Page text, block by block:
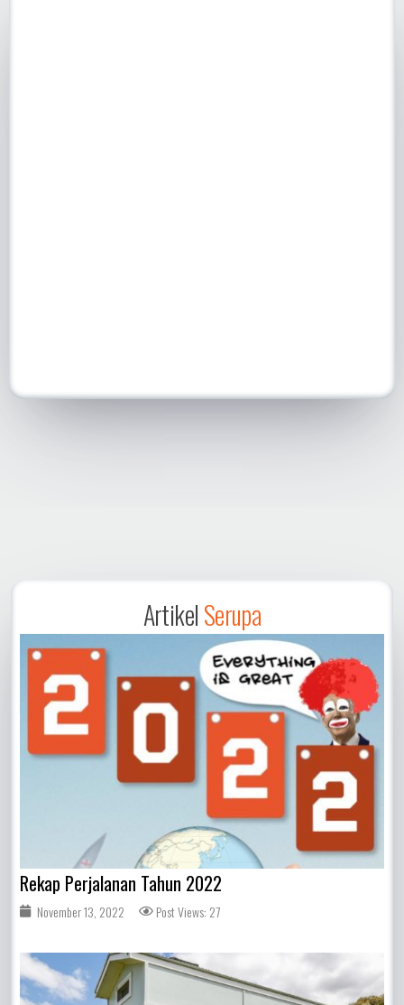
ArtikelSerupa
Rekap Perjalanan Tahun 2022
November 13, 2022 Post Views: 27